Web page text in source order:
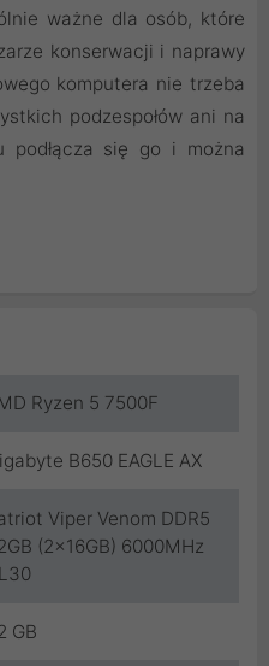
ważne dla osób, które
konserwacji i naprawy
komputera nie trzeba
podzespołów ani na
podłącza się go i można
Ryzen 5 7500F
B650 EAGLE AX
Viper Venom DDR5
(2x16GB) 6000MHz
GB